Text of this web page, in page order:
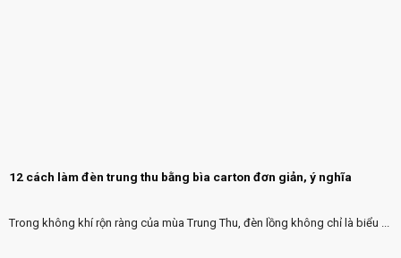
12 cách làm đèn trung thu bằng bìa carton đơn giản, ý nghĩa
Trong không khí rộn ràng của mùa Trung Thu, đèn lồng không chỉ là biểu ...